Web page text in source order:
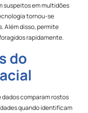
suspeitos em multidões
tornou-se
Além disso, permite
rapidamente.
do
comparam rostos
quando identificam